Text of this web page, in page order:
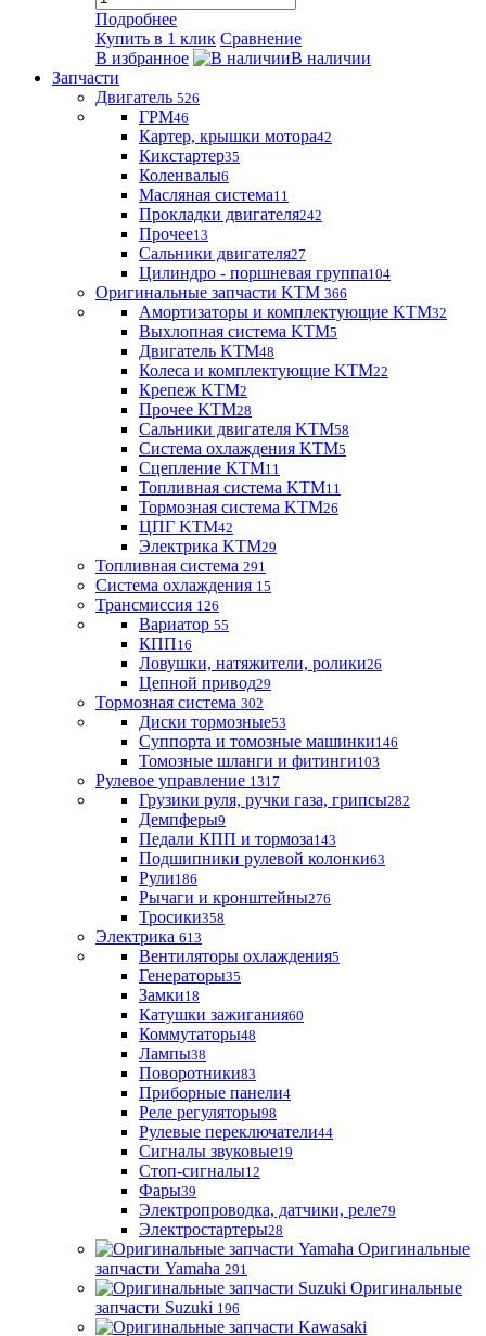
Подробнее
Купить в 1 клик Сравнение
В избранное
В наличии
Запчасти
Двигатель 526
ГРМ46
Картер, крышки мотора42
Кикстартер35
Коленвалы6
Масляная система11
Прокладки двигателя242
Прочее13
Сальники двигателя27
Цилиндро - поршневая группа104
Оригинальные запчасти KTM 366
Амортизаторы и комплектующие KTM32
Выхлопная система KTM5
Двигатель KTM48
Колеса и комплектующие KTM22
Крепеж KTM2
Прочее KTM28
Сальники двигателя KTM58
Система охлаждения KTM5
Сцепление KTM11
Топливная система KTM11
Тормозная система KTM26
ЦПГ KTM42
Электрика KTM29
Топливная система 291
Система охлаждения 15
Трансмиссия 126
Вариатор 55
КПП16
Ловушки, натяжители, ролики26
Цепной привод29
Тормозная система 302
Диски тормозные53
Суппорта и томозные машинки146
Томозные шланги и фитинги103
Рулевое управление 1317
Грузики руля, ручки газа, грипсы282
Демпферы9
Педали КПП и тормоза143
Подшипники рулевой колонки63
Рули186
Рычаги и кронштейны276
Тросики358
Электрика 613
Вентиляторы охлаждения5
Генераторы35
Замки18
Катушки зажигания60
Коммутаторы48
Лампы38
Поворотники83
Приборные панели4
Реле регуляторы98
Рулевые переключатели44
Сигналы звуковые19
Стоп-сигналы12
Фары39
Электропроводка, датчики, реле79
Электростартеры28
Оригинальные
запчасти Yamaha 291
Оригинальные
запчасти Suzuki 196